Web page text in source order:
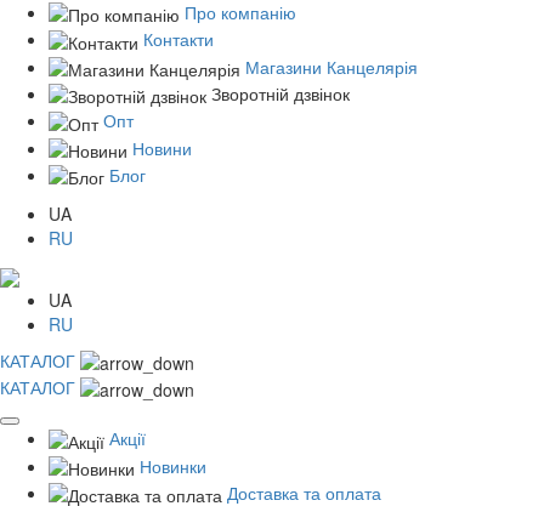
Про компанію
Контакти
Магазини Канцелярія
Зворотній дзвінок
Опт
Новини
Блог
UA
RU
UA
RU
КАТАЛОГ
КАТАЛОГ
Акції
Новинки
Доставка та оплата